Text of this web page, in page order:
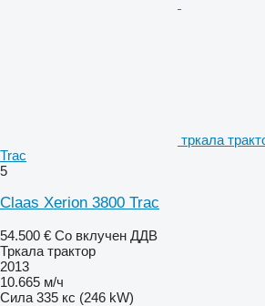
тркала
Trac
5
Claas Xerion 3800 Trac
54.500 € Со вклучен ДДВ
Тркала трактор
2013
10.665 м/ч
Сила 335 кс (246 kW)